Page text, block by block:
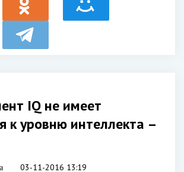
IQ не имеет
к уровню интеллекта –
03-11-2016 13:19